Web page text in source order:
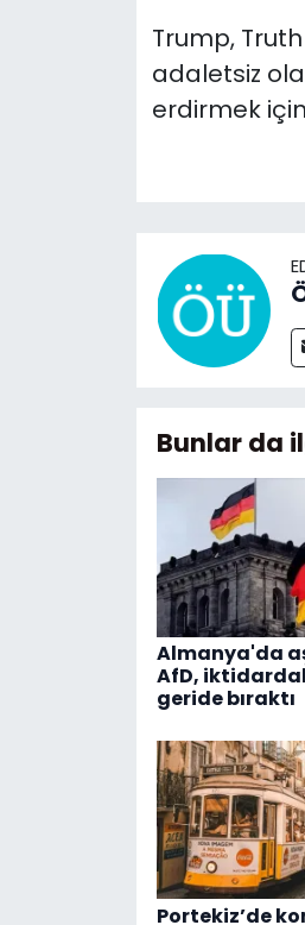
Trump,
adaletsiz
erdirmek
Bunlar da
Almanya'da
AfD,
geride bıraktı
Portekiz’de